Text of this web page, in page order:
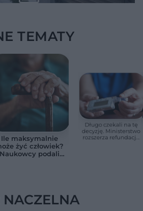
TEMATY
Ile maksymalnie
żyć człowiek?
Naukowcy podali
Długo czekali na tę
decyzję. Ministerstwo
rozszerza refundację
NACZELNA